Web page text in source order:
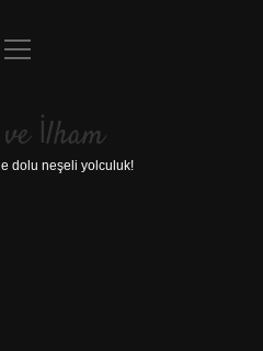
Uyarı
menüyü
İlham
dolu neşeli yolculuk!